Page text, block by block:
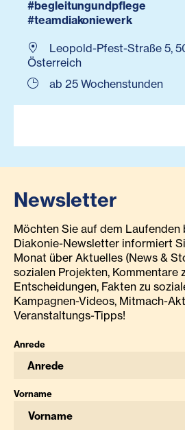
#begleitungundpflege
#teamdiakoniewerk
Leopold-Pfest-Straße 5,
Österreich
ab 25 Wochenstunden
Newsletter
Möchten Sie auf dem Laufenden
Diakonie-Newsletter informiert
Monat über Aktuelles (News &
sozialen Projekten, Kommentare
Entscheidungen, Fakten zu
Kampagnen-Videos, Mitmach-
Veranstaltungs-Tipps!
Anrede
Anrede
Vorname